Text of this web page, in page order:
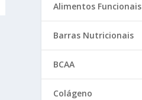
Alimentos Funcionais
Barras Nutricionais
BCAA
Colágeno